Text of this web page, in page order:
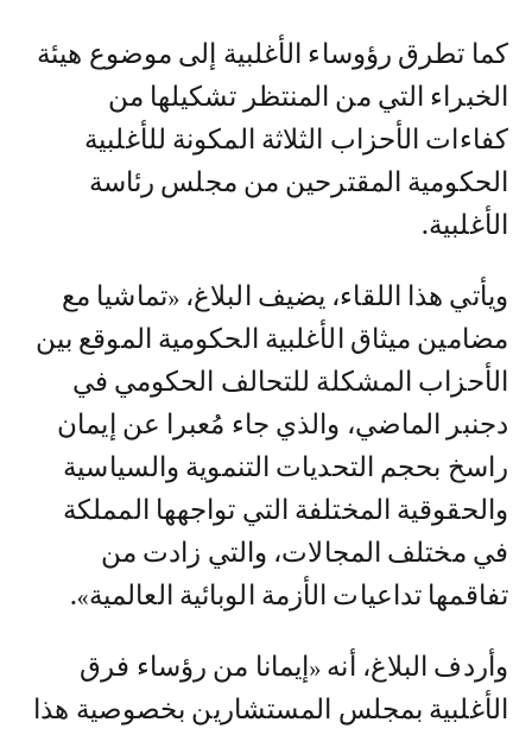
كما تطرق رؤوساء الأغلبية إلى موضوع هيئة
الخبراء التي من المنتظر تشكيلها من
كفاءات الأحزاب الثلاثة المكونة للأغلبية
الحكومية المقترحين من مجلس رئاسة
الأغلبية.
ويأتي هذا اللقاء، يضيف البلاغ، «تماشيا مع
مضامين ميثاق الأغلبية الحكومية الموقع بين
الأحزاب المشكلة للتحالف الحكومي في
دجنبر الماضي، والذي جاء مُعبرا عن إيمان
راسخ بحجم التحديات التنموية والسياسية
والحقوقية المختلفة التي تواجهها المملكة
في مختلف المجالات، والتي زادت من
تفاقمها تداعيات الأزمة الوبائية العالمية».
وأردف البلاغ، أنه «إيمانا من رؤساء فرق
الأغلبية بمجلس المستشارين بخصوصية هذا